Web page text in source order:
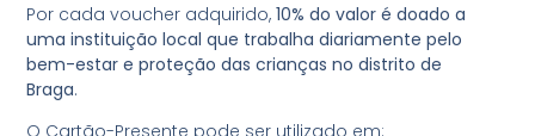
Por cada voucher adquirido,10% do valor é doado a
uma instituição local que trabalha diariamente pelo
bem-estar e proteção das crianças no distrito de
Braga.
O Cartão-Presente pode ser utilizado em: